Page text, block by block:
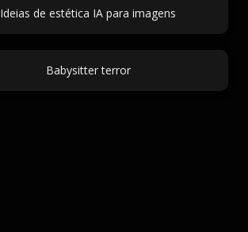
Ideias de estética IA para imagens
Babysitter terror